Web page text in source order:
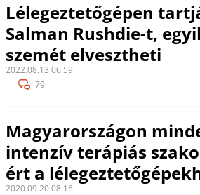
Lélegeztetőgépen
Salman Rushdie-t,
szemét elvesztheti
2022.08.13 06:59
79
Magyarországon
intenzív terápiás
ért a
2020.09.20 08:16